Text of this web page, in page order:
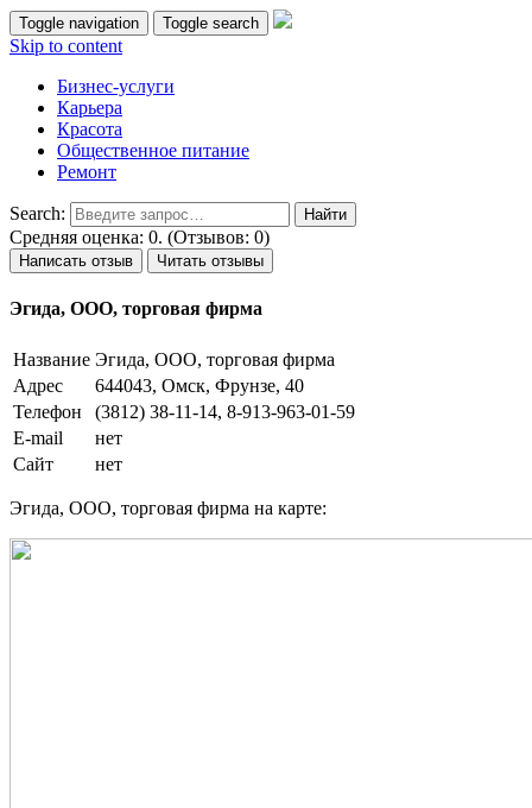
Toggle navigation Toggle search
Skip to content
Бизнес-услуги
Карьера
Красота
Общественное питание
Ремонт
Search:
Средняя оценка: 0. (Отзывов: 0)
Написать отзыв Читать отзывы
Эгида, ООО, торговая фирма
Название Эгида, ООО, торговая фирма
Адрес
644043, Омск, Фрунзе, 40
Телефон
(3812) 38-11-14, 8-913-963-01-59
E-mail
нет
Сайт
нет
Эгида, ООО, торговая фирма на карте: